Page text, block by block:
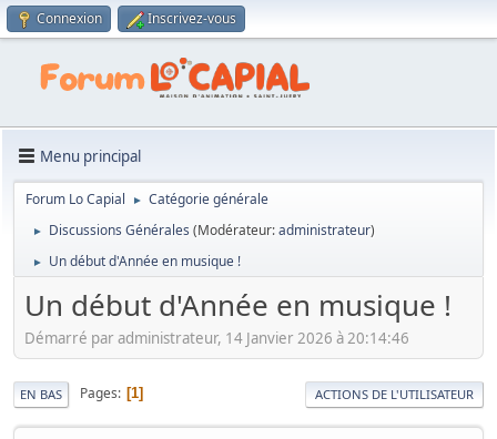
Connexion Inscrivez-vous
Menu principal
Forum Lo Capial ► Catégorie générale
► Discussions Générales (Modérateur:administrateur)
► Un début d'Année en musique !
Un début d'Année en musique !
Démarré par administrateur, 14 Janvier 2026 à 20:14:46
EN BAS Pages 1 ACTIONS DE L'UTILISATEUR